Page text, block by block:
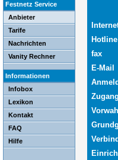
Festnetz Service
Anbieter
Tarife
Nachrichten
Vanity Rechner
Informationen
Infobox
Lexikon
Kontakt
FAQ
Hilfe
Hotline
fax
E-Mail
Zugang
Vorwahl